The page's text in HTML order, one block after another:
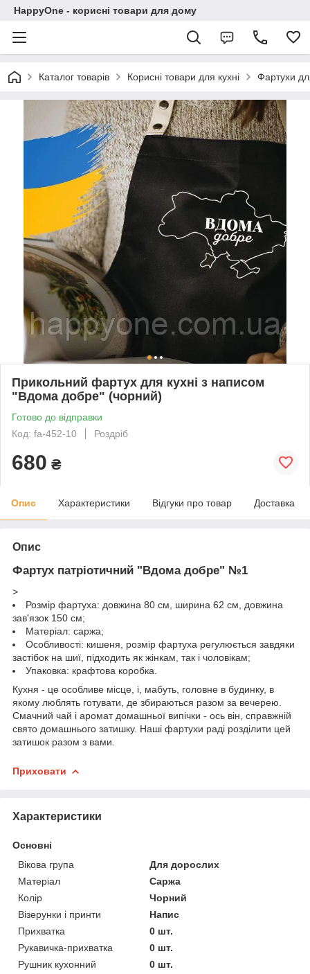
HappyOne - корисні товари для дому
Каталог товарів Корисні товари для кухні Фартухи
Прикольний фартух для кухні з написом
"Вдома добре" (чорний)
Готово до відправки
Код: fa-452-10
Роздріб
680 ₴
Опис Характеристики Відгуки про товар Доставка
Опис
Фартух патріотичний "Вдома добре" №1
>
Розмір фартуха: довжина 80 см, ширина 62 см, довжина
зав'язок 150 см;
Матеріал: саржа;
Особливості: кишеня, розмір фартуха регулюється завдяки
застібок на шиї, підходить як жінкам, так і чоловікам;
Упаковка: крафтова коробка.
Кухня - це особливе місце, і, мабуть, головне в будинку, в
якому люблять готувати, де збираються разом за вечерею.
Смачний чай і аромат домашньої випічки - ось він, справжній
свято домашнього затишку. Наші фартухи раді розділити цей
затишок разом з вами.
Приховати
Характеристики
Основні
Вікова група
Для дорослих
Матеріал
Саржа
Колір
Чорний
Візерунки і принти
Напис
Прихватка
0 шт.
Рукавичка-прихватка
0 шт.
Рушник кухонний
0 шт.